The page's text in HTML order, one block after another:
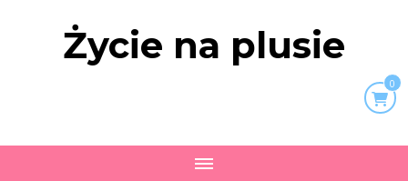
Życie na plusie
0